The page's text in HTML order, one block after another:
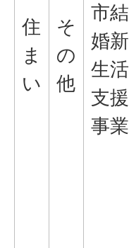
住
ま
い
そ
の
他
市結
婚新
生活
支援
事業